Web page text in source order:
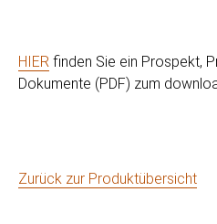
HIER finden Sie ein Prospekt,
Dokumente (PDF) zum
Zurück zur Produktübersicht